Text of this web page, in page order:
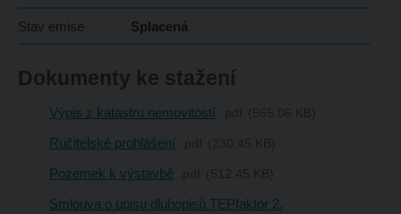
Stav emise Splacená
Dokumenty ke stažení
Výpis z katastru nemovitostí
Ručitelské prohlášení
Pozemek k výstavbě
Smlouva o úpisu dluhopisů TEPfaktor 2.